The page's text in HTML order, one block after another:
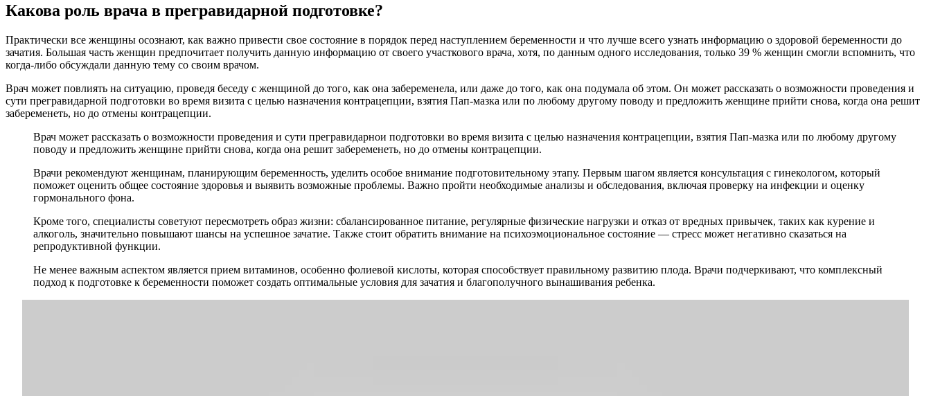
Какова роль врача в прегравидарной подготовке?
Практически все женщины осознают, как важно привести свое состояние в порядок перед наступлением беременности и что лучше всего узнать информацию о здоровой беременности до
зачатия. Большая часть женщин предпочитает получить данную информацию от своего участкового врача, хотя, по данным одного исследования, только 39 % женщин смогли вспомнить, что
когда-либо обсуждали данную тему со своим врачом.
Врач может повлиять на ситуацию, проведя беседу с женщиной до того, как она забеременела, или даже до того, как она подумала об этом. Он может рассказать о возможности проведения и
сути прегравидарной подготовки во время визита с целью назначения контрацепции, взятия Пап-мазка или по любому другому поводу и предложить женщине прийти снова, когда она решит
забеременеть, но до отмены контрацепции.
Врач может рассказать о возможности проведения и сути прегравидарнои подготовки во время визита с целью назначения контрацепции, взятия Пап-мазка или по любому другому
поводу и предложить женщине прийти снова, когда она решит забеременеть, но до отмены контрацепции.
Врачи рекомендуют женщинам, планирующим беременность, уделить особое внимание подготовительному этапу. Первым шагом является консультация с гинекологом, который
поможет оценить общее состояние здоровья и выявить возможные проблемы. Важно пройти необходимые анализы и обследования, включая проверку на инфекции и оценку
гормонального фона.
Кроме того, специалисты советуют пересмотреть образ жизни: сбалансированное питание, регулярные физические нагрузки и отказ от вредных привычек, таких как курение и
алкоголь, значительно повышают шансы на успешное зачатие. Также стоит обратить внимание на психоэмоциональное состояние — стресс может негативно сказаться на
репродуктивной функции.
Не менее важным аспектом является прием витаминов, особенно фолиевой кислоты, которая способствует правильному развитию плода. Врачи подчеркивают, что комплексный
подход к подготовке к беременности поможет создать оптимальные условия для зачатия и благополучного вынашивания ребенка.